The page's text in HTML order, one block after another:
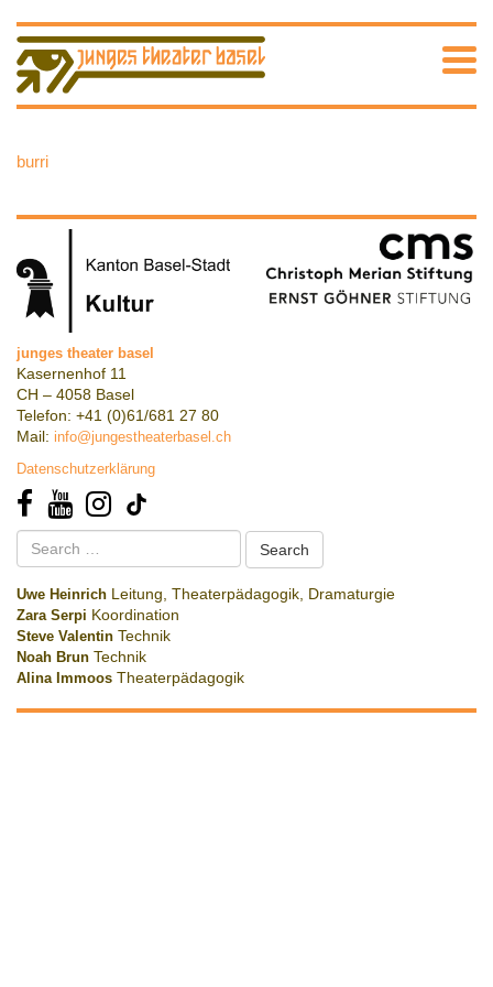
burri
junges theater basel
Kasernenhof 11
CH – 4058 Basel
Telefon: +41 (0)61/681 27 80
Mail: info@jungestheaterbasel.ch
Datenschutzerklärung
Search
for:
Uwe Heinrich Leitung, Theaterpädagogik, Dramaturgie
Zara Serpi Koordination
Steve Valentin Technik
Noah Brun Technik
Alina Immoos Theaterpädagogik